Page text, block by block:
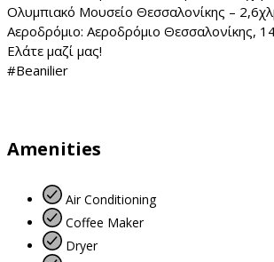
Ολυμπιακό Μουσείο Θεσσαλονίκης –
Αεροδρόμιο: Αεροδρόμιο Θεσσαλονίκης,
Ελάτε μαζί μας!
#Beanilier
Amenities
Air Conditioning
Coffee Maker
Dryer